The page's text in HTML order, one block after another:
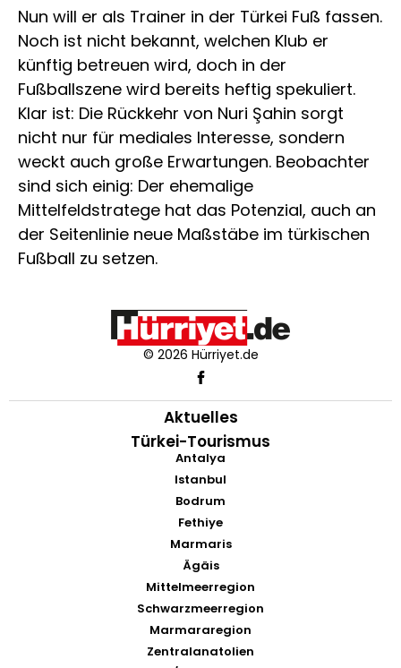
Nun will er als Trainer in der Türkei Fuß fassen.
Noch ist nicht bekannt, welchen Klub er
künftig betreuen wird, doch in der
Fußballszene wird bereits heftig spekuliert.
Klar ist: Die Rückkehr von Nuri Şahin sorgt
nicht nur für mediales Interesse, sondern
weckt auch große Erwartungen. Beobachter
sind sich einig: Der ehemalige
Mittelfeldstratege hat das Potenzial, auch an
der Seitenlinie neue Maßstäbe im türkischen
Fußball zu setzen.
© 2026 Hürriyet.de
Aktuelles
Türkei-Tourismus
Antalya
Istanbul
Bodrum
Fethiye
Marmaris
Ägäis
Mittelmeerregion
Schwarzmeerregion
Marmararegion
Zentralanatolien